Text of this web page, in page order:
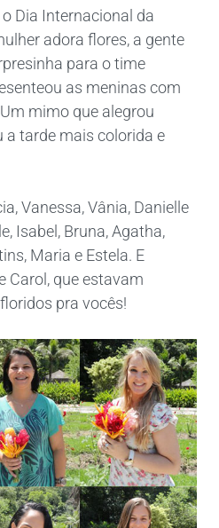
Dia Internacional da
adora flores, a gente
para o time
as meninas com
mimo que alegrou
a tarde mais colorida e
Vanessa, Vânia, Danielle
Isabel, Bruna, Agatha,
Maria e Estela. E
Carol, que estavam
pra vocês!